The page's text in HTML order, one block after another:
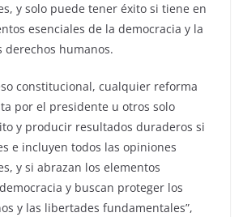
y solo puede tener éxito si tiene en
esenciales de la democracia y la
derechos humanos.
constitucional, cualquier reforma
por el presidente u otros solo
y producir resultados duraderos si
e incluyen todos las opiniones
y si abrazan los elementos
y buscan proteger los
y las libertades fundamentales”,